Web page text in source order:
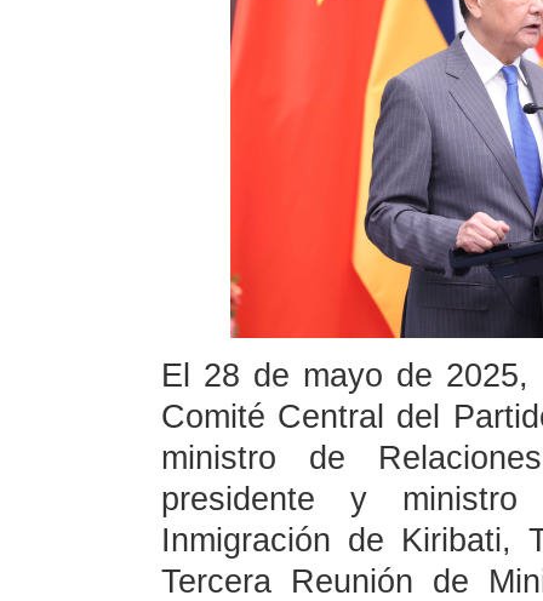
El 28 de mayo de
Comité Central del
ministro de
presidente y
Inmigración de Kiribati,
Tercera Reunión de